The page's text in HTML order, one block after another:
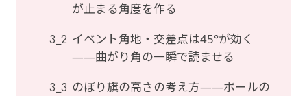
が止まる角度を作る
イベント角地・交差点は45°が効く
——曲がり角の一瞬で読ませる
のぼり旗の高さの考え方——ポールの